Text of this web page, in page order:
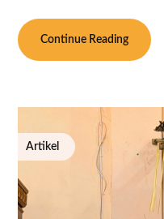
Continue Reading
Artikel